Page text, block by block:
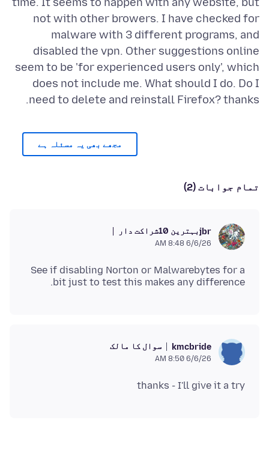
not with other browers. I have checked for
malware with 3 different programs, and
disabled the vpn. Other suggestions online
seem to be 'for experienced users only', which
does not include me. What should I do. Do I
need to delete and reinstall Firefox? thanks.
مجھے بھی یہ مسئلہ ہے
تمام جوابات (2)
jbrبہترین 10شراکت دار
6/6/26 8:48 AM
See if disabling Norton or Malwarebytes for a
bit just to test this makes any difference.
kmcbride سوال کا مالک
6/6/26 8:50 AM
thanks - I'll give it a try